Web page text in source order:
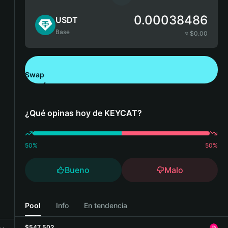
USDT
Base
0.00038486
≈ $0.00
Swap
¿Qué opinas hoy de KEYCAT?
50% 50%
Bueno Malo
Pool Info En tendencia